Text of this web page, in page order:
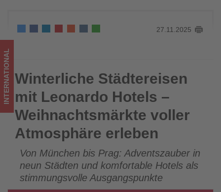
Atmosphäre
erleben
-
Wissen,
was
im
Tourismus
los
ist!
27.11.2025
Winterliche Städtereisen mit Leonardo Hotels –
Weihnachtsmärkte voller Atmosphäre erleben
INTERNATIONAL Winterliche Städtereisen
mit Leonardo Hotels –
Weihnachtsmärkte voller
Atmosphäre erleben
Von München bis Prag: Adventszauber in
neun Städten und komfortable Hotels als
stimmungsvolle Ausgangspunkte